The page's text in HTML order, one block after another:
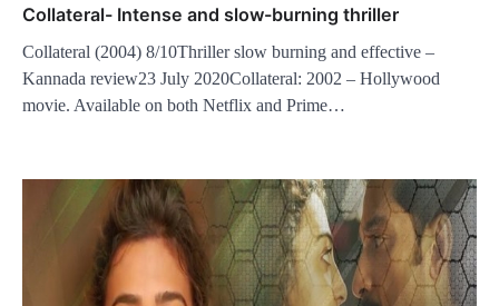
Collateral- Intense and slow-burning thriller
Collateral (2004) 8/10Thriller slow burning and effective –
Kannada review23 July 2020Collateral: 2002 – Hollywood
movie. Available on both Netflix and Prime…